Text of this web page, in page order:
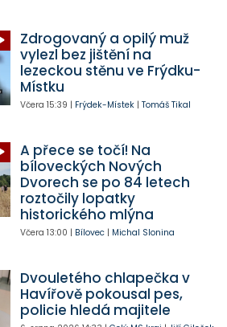
Zdrogovaný a opilý muž
vylezl bez jištění na
lezeckou stěnu ve Frýdku-
Místku
Včera 15:39 | Frýdek-Místek| Tomáš Tikal
A přece se točí! Na
bíloveckých Nových
Dvorech se po 84 letech
roztočily lopatky
historického mlýna
Včera 13:00 | Bílovec| Michal Slonina
Dvouletého chlapečka v
Havířově pokousal pes,
policie hledá majitele